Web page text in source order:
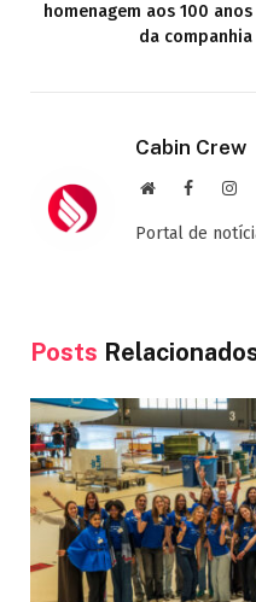
homenagem aos 100 anos
da companhia
Cabin Crew
Site Facebook
Portal de
Posts